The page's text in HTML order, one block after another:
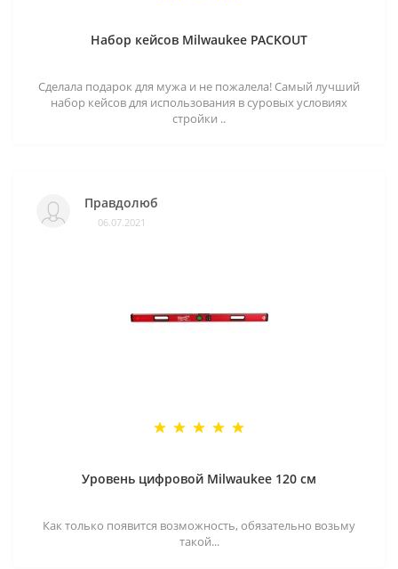
Набор кейсов Milwaukee PACKOUT
Сделала подарок для мужа и не пожалела! Самый лучший
набор кейсов для использования в суровых условиях
стройки ..
Правдолюб
06.07.2021
Уровень цифровой Milwaukee 120 см
Как только появится возможность, обязательно возьму
такой...